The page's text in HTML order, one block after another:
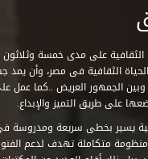
الثقافية فى مصر، وأن يمد
الجمهور العريض ..كما عمل
على طريق التميز والإبداع.
يسير بخطى سريعة ومدروسة
متكاملة تهدف لدعم